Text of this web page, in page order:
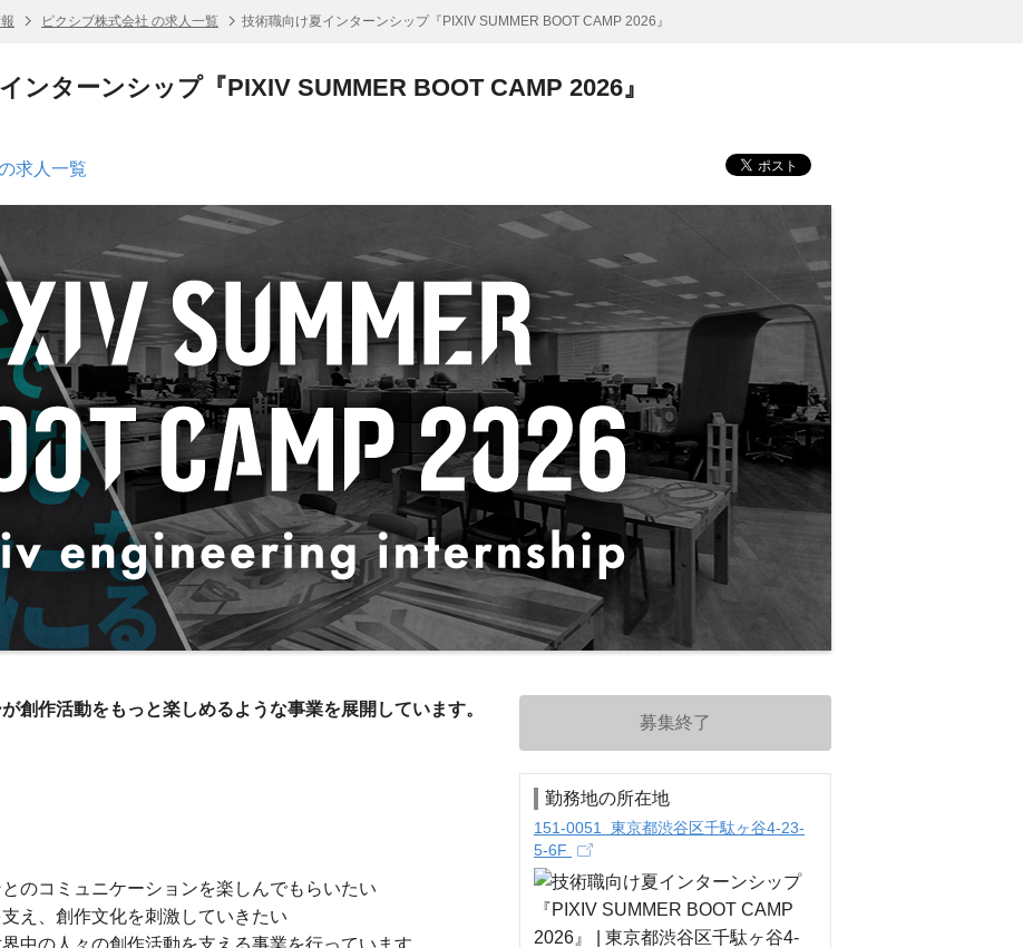
ピクシブ株式会社 の求人一覧 技術職向け夏インターンシップ『PIXIV SUMMER BOOT CAMP 2026』
ンターンシップ『PIXIV SUMMER BOOT CAMP 2026』
求人一覧
創作活動をもっと楽しめるような事業を展開しています。
のコミュニケーションを楽しんでもらいたい
え、創作文化を刺激していきたい
中の人々の創作活動を支える事業を行っています。
募集終了
勤務地の所在地
151-0051 東京都渋谷区千駄ヶ谷4-23-
5-6F